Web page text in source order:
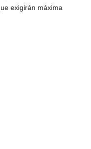
exigirán máxima